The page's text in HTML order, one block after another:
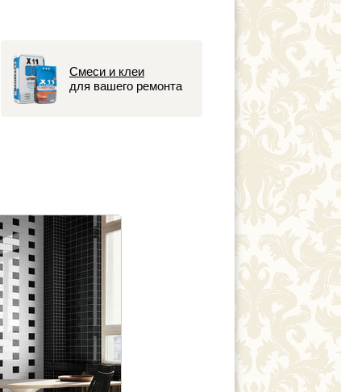
Смеси и клеи
для вашего ремонта